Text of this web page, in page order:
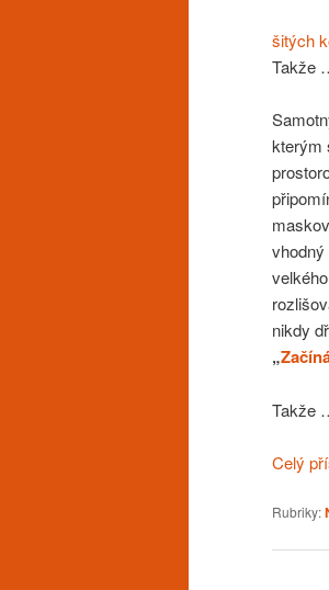
šitých
Takže
kterým
nikdy
„
Takže
Celý
Rubriky: